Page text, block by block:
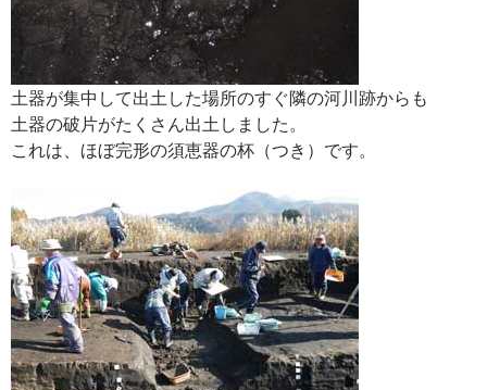
土器が集中して出土した場所のすぐ隣の河川跡からも
土器の破片がたくさん出土しました。
これは、ほぼ完形の須恵器の杯（つき）です。